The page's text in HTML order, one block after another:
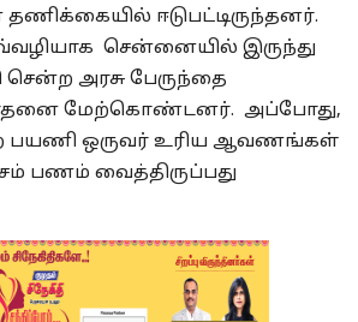
தணிக்கையில் ஈடுபட்டிருந்தனர்.
சென்னையில் இருந்து
சென்ற அரசு பேருந்தை
மேற்கொண்டனர். அப்போது,
பயணி ஒருவர் உரிய ஆவணங்கள்
பணம் வைத்திருப்பது